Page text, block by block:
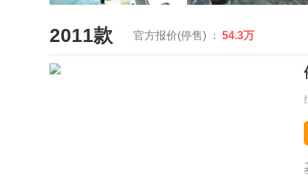
2011款 官方报价(停售) ： 54.3万